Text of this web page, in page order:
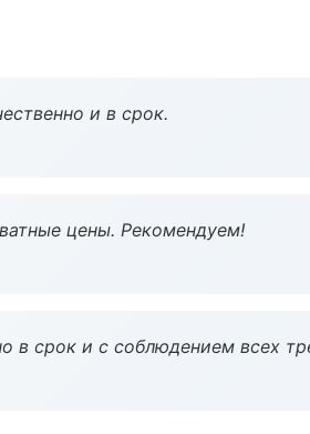
и в срок.
цены. Рекомендуем!
в срок и с соблюдением всех